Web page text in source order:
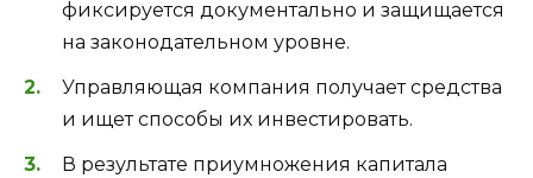
фиксируется документально и защищается
на законодательном уровне.
Управляющая компания получает средства
и ищет способы их инвестировать.
В результате приумножения капитала